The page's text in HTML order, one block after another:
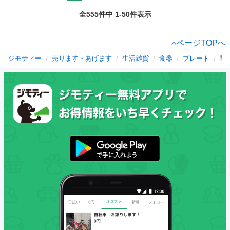
全555件中 1-50件表示
ページTOPへ
ジモティー 売ります・あげます 生活雑貨 食器 プレート 群